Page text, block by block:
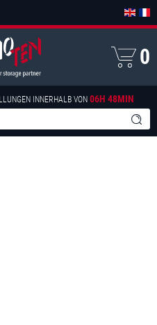
INNERHALB VON 06H 48MIN
0